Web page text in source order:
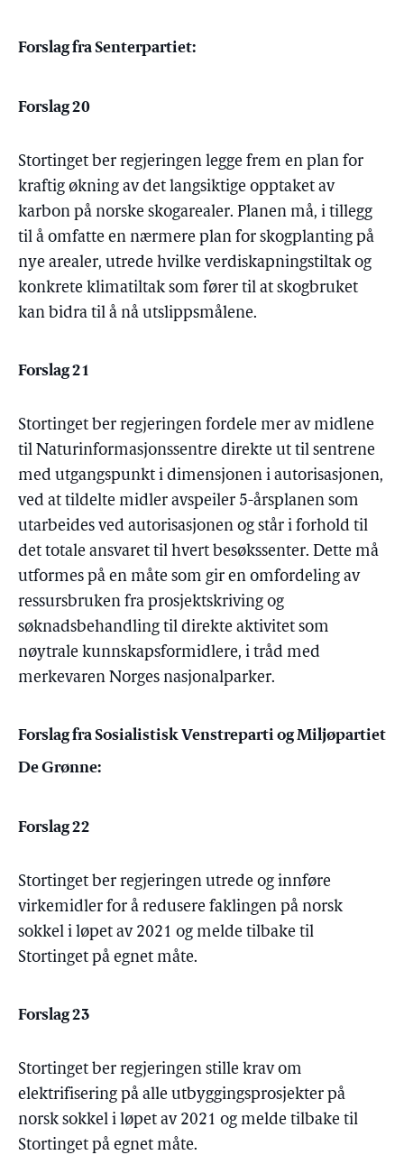
Forslag fra Senterpartiet:
Forslag 20
Stortinget ber regjeringen legge frem en plan for
kraftig økning av det langsiktige opptaket av
karbon på norske skogarealer. Planen må, i tillegg
til å omfatte en nærmere plan for skogplanting på
nye arealer, utrede hvilke verdiskapningstiltak og
konkrete klimatiltak som fører til at skogbruket
kan bidra til å nå utslippsmålene.
Forslag 21
Stortinget ber regjeringen fordele mer av midlene
til Naturinformasjonssentre direkte ut til sentrene
med utgangspunkt i dimensjonen i autorisasjonen,
ved at tildelte midler avspeiler 5-årsplanen som
utarbeides ved autorisasjonen og står i forhold til
det totale ansvaret til hvert besøkssenter. Dette må
utformes på en måte som gir en omfordeling av
ressursbruken fra prosjektskriving og
søknadsbehandling til direkte aktivitet som
nøytrale kunnskapsformidlere, i tråd med
merkevaren Norges nasjonalparker.
Forslag fra Sosialistisk Venstreparti og Miljøpartiet
De Grønne:
Forslag 22
Stortinget ber regjeringen utrede og innføre
virkemidler for å redusere faklingen på norsk
sokkel i løpet av 2021 og melde tilbake til
Stortinget på egnet måte.
Forslag 23
Stortinget ber regjeringen stille krav om
elektrifisering på alle utbyggingsprosjekter på
norsk sokkel i løpet av 2021 og melde tilbake til
Stortinget på egnet måte.